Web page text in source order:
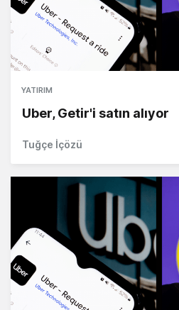
YATIRIM
Uber, Getir'i satın alıyor
Tuğçe İçözü